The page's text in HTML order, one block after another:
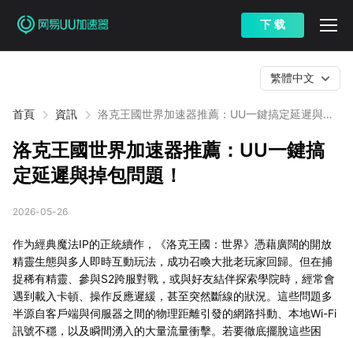
下 载
首頁 資訊
洛克王國世界加速器推薦：UU一鍵搞定延遲與掉
繁體中文
洛克王國世界加速器推薦：UU一鍵搞
定延遲與掉包問題！
2026-05-26
作为經典魔法IP的正統續作，《洛克王國：世界》憑藉廣闊的開放
精靈生態與多人即時互動玩法，成功召喚大批老玩家回歸。但在捕
捉稀有精靈、參與S2跨服對戰，或與好友結伴探索學院時，經常會
遇到載入卡頓、操作反應遲緩，甚至突然斷線的狀況。這些問題多
半源自客戶端與伺服器之間的物理距離引發的網路抖動、本地Wi-Fi
訊號不穩，以及瞬間湧入的大量流量衝擊。若要徹底擺脫這些困